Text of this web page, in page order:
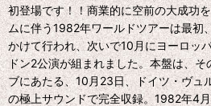
初登場です！！商業的に空前の大成功
ムに伴う1982年ワールドツアーは最初
かけて行われ、次いで10月にヨーロッ
ドン2公演が組まれました。本盤は、
ブにあたる、10月23日、ドイツ・ヴュ
の極上サウンドで完全収録。1982年4